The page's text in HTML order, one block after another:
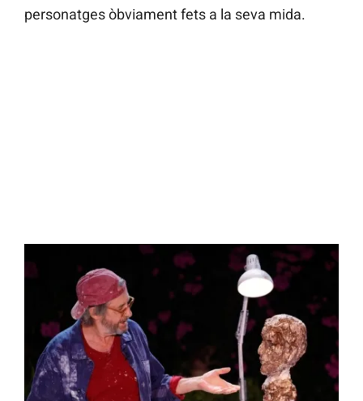
personatges òbviament fets a la seva mida.